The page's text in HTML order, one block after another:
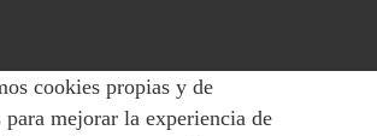
cookies propias y de
para mejorar la experiencia de